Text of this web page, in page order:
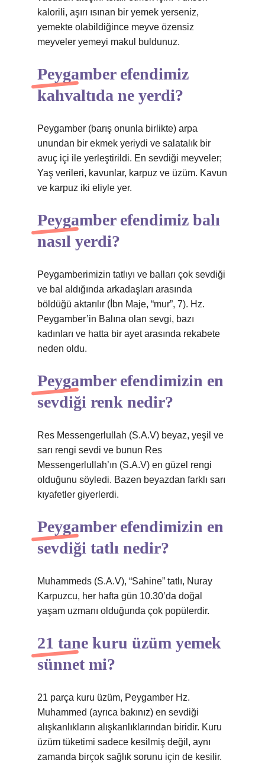
kalorili, aşırı ısınan bir yemek yerseniz,
yemekte olabildiğince meyve özensiz
meyveler yemeyi makul buldunuz.
Peygamber efendimiz
kahvaltıda ne yerdi?
Peygamber (barış onunla birlikte) arpa
unundan bir ekmek yeriydi ve salatalık bir
avuç içi ile yerleştirildi. En sevdiği meyveler;
Yaş verileri, kavunlar, karpuz ve üzüm. Kavun
ve karpuz iki eliyle yer.
Peygamber efendimiz balı
nasıl yerdi?
Peygamberimizin tatlıyı ve balları çok sevdiği
ve bal aldığında arkadaşları arasında
böldüğü aktarılır (İbn Maje, “mur”, 7). Hz.
Peygamber’in Balına olan sevgi, bazı
kadınları ve hatta bir ayet arasında rekabete
neden oldu.
Peygamber efendimizin en
sevdiği renk nedir?
Res Messengerlullah (S.A.V) beyaz, yeşil ve
sarı rengi sevdi ve bunun Res
Messengerlullah’ın (S.A.V) en güzel rengi
olduğunu söyledi. Bazen beyazdan farklı sarı
kıyafetler giyerlerdi.
Peygamber efendimizin en
sevdiği tatlı nedir?
Muhammeds (S.A.V), “Sahine” tatlı, Nuray
Karpuzcu, her hafta gün 10.30’da doğal
yaşam uzmanı olduğunda çok popülerdir.
21 tane kuru üzüm yemek
sünnet mi?
21 parça kuru üzüm, Peygamber Hz.
Muhammed (ayrıca bakınız) en sevdiği
alışkanlıkların alışkanlıklarından biridir. Kuru
üzüm tüketimi sadece kesilmiş değil, aynı
zamanda birçok sağlık sorunu için de kesilir.